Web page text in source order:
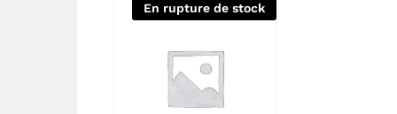
En rupture de stock